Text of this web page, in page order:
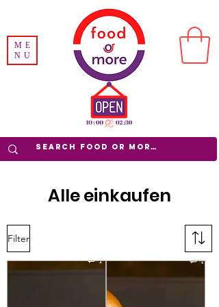
ME
NU
Alle einkaufen
Filter